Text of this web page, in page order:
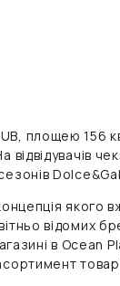
площею 156
якого
відомих
в Ocean